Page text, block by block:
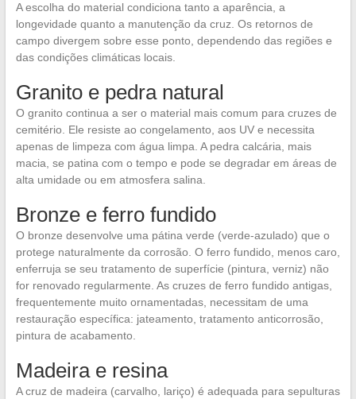
A escolha do material condiciona tanto a aparência, a
longevidade quanto a manutenção da cruz. Os retornos de
campo divergem sobre esse ponto, dependendo das regiões e
das condições climáticas locais.
Granito e pedra natural
O granito continua a ser o material mais comum para cruzes de
cemitério. Ele resiste ao congelamento, aos UV e necessita
apenas de limpeza com água limpa. A pedra calcária, mais
macia, se patina com o tempo e pode se degradar em áreas de
alta umidade ou em atmosfera salina.
Bronze e ferro fundido
O bronze desenvolve uma pátina verde (verde-azulado) que o
protege naturalmente da corrosão. O ferro fundido, menos caro,
enferruja se seu tratamento de superfície (pintura, verniz) não
for renovado regularmente. As cruzes de ferro fundido antigas,
frequentemente muito ornamentadas, necessitam de uma
restauração específica: jateamento, tratamento anticorrosão,
pintura de acabamento.
Madeira e resina
A cruz de madeira (carvalho, lariço) é adequada para sepulturas